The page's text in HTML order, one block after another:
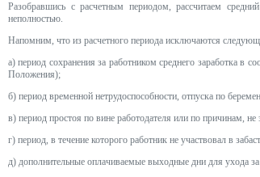
Разобравшись с расчетным периодом, рассчитаем
неполностью.
Напомним, что из расчетного периода исключаются
а) период сохранения за работником среднего заработка в
Положения);
б) период временной нетрудоспособности, отпуска по
в) период простоя по вине работодателя или по причинам,
г) период, в течение которого работник не участвовал в
д) дополнительные оплачиваемые выходные дни для ухода